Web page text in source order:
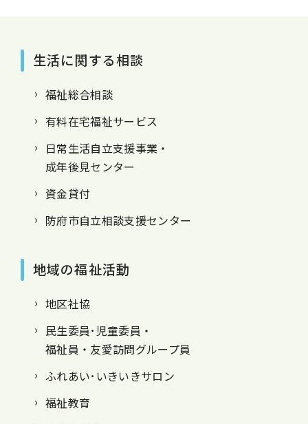
生活に関する相談
福祉総合相談
有料在宅福祉サービス
日常生活自立支援事業・
成年後見センター
資金貸付
防府市自立相談支援センター
地域の福祉活動
地区社協
民生委員･児童委員・
福祉員・友愛訪問グループ員
ふれあい･いきいきサロン
福祉教育